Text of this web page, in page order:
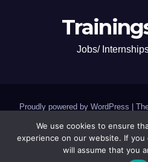
Jobs/
Proudly powered by WordPress
Jobs and Internships
We use cookies to ensure
experience on our website. If
will assume that you